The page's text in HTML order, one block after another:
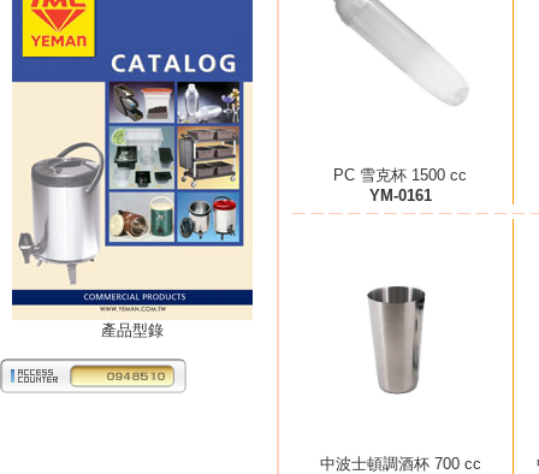
產品型錄
PC 雪克杯 1500 cc
YM-0161
中波士頓調酒杯 700 cc